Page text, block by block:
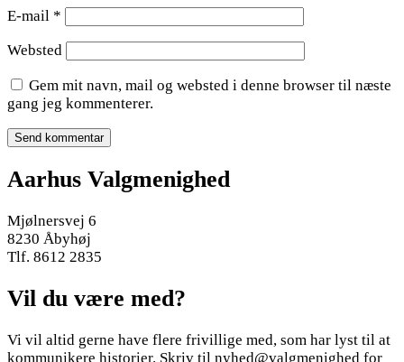
E-mail *
Websted
Gem mit navn, mail og websted i denne browser til næste
gang jeg kommenterer.
Aarhus Valgmenighed
Mjølnersvej 6
8230 Åbyhøj
Tlf. 8612 2835
Vil du være med?
Vi vil altid gerne have flere frivillige med, som har lyst til at
kommunikere historier. Skriv til nyhed@valgmenighed for